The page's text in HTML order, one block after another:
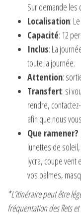
Sur demande les
Localisation:
Capacité: 12
Inclus: La
toute la journée.
Attention:
Transfert: si
rendre,
afin que nous
Que
lunettes de
lycra, coupe vent
vos palmes,
*L’itinéraire peut être
fréquentation des îlets